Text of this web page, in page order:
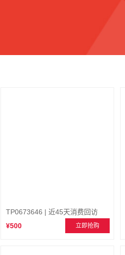
TP0673646 | 近45天消费回访
¥500
立即抢购